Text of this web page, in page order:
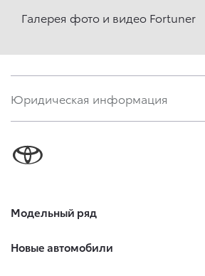
Галерея фото и видео Fortuner
Юридическая информация
Модельный ряд
Новые автомобили